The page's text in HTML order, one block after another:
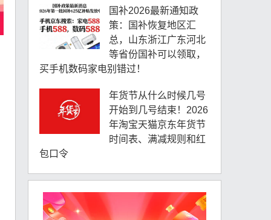
国补2026最新通知政
策：国补恢复地区汇
总，山东浙江广东河北
等省份国补可以领取，
买手机数码家电别错过！
年货节从什么时候几号
开始到几号结束！2026
年淘宝天猫京东年货节
时间表、满减规则和红
包口令